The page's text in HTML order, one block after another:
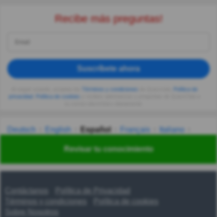
Revisar tu conocimiento
Recibe más preguntas!
Suscríbete ahora
Deutsch English Español Français
Italiano
Українська हिन्दी 한국어 汉语
Contáctanos
Política de Privacidad
Términos y condiciones